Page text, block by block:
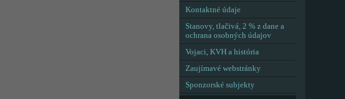
Kontaktné údaje
Stanovy, tlačivá, 2 % z dane a
ochrana osobných údajov
Vojaci, KVH a história
Zaujímavé webstránky
Sponzorské subjekty